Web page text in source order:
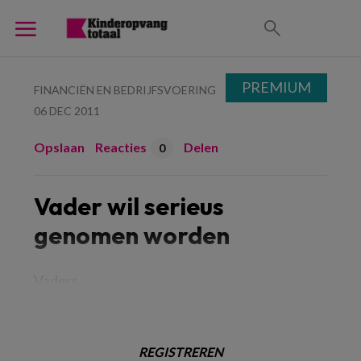
FINANCIËN EN BEDRIJFSVOERING
06 DEC 2011
Opslaan Reacties 0 Delen
Vader wil serieus
genomen worden
REGISTREREN
PREMIUM